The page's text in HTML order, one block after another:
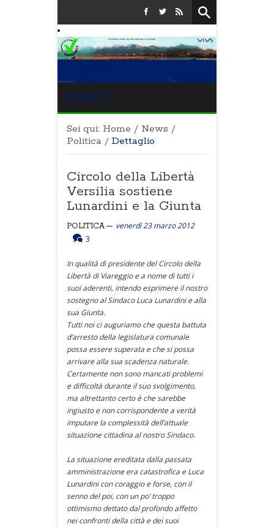
MENU
Sei qui: Home / News /
Politica / Dettaglio
Circolo della Libertà
Versilia sostiene
Lunardini e la Giunta
POLITICA
venerdì 23 marzo 2012
3
In qualità di presidente del Circolo della
Libertà di Viareggio e a nome di tutti i
suoi aderenti, intendo esprimere il nostro
sostegno al Sindaco Luca Lunardini e alla
sua Giunta.
Tutti noi ci auguriamo che questa battuta
d’arresto della legislatura comunale
possa essere superata e che si possa
arrivare alla sua scadenza naturale.
Certamente non sono mancati problemi
e difficoltà durante il suo svolgimento,
ma altrettanto certo è che sarebbe
ingiusto e non corrispondente a verità
imputare la complessità dell’attuale
situazione cittadina al nostro Sindaco.
La situazione ereditata dalla passata
amministrazione era catastrofica e Luca
Lunardini con coraggio e forse, con il
senno del poi, con un po’ troppo
ottimismo dettato dal profondo affetto
nei confronti della città e dei suoi